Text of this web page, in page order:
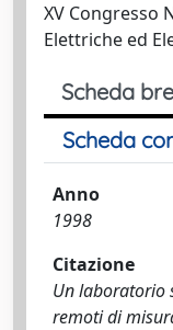
XV Congresso
Elettriche ed
Scheda
Scheda
Anno
1998
Citazione
Un laboratorio
remoti di